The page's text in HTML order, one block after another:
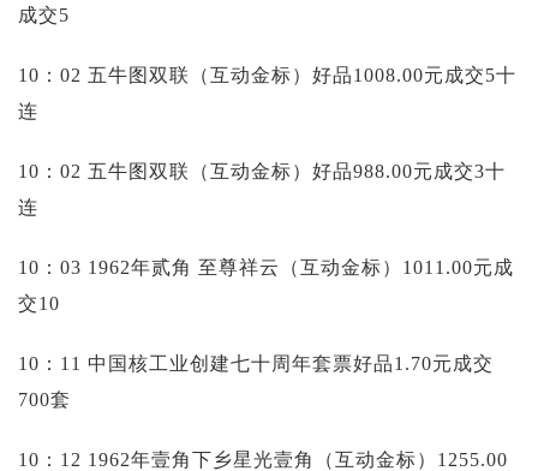
成交5
10：02 五牛图双联（互动金标）好品1008.00元成交5十
连
10：02 五牛图双联（互动金标）好品988.00元成交3十
连
10：03 1962年贰角 至尊祥云（互动金标）1011.00元成
交10
10：11 中国核工业创建七十周年套票好品1.70元成交
700套
10：12 1962年壹角下乡星光壹角（互动金标）1255.00